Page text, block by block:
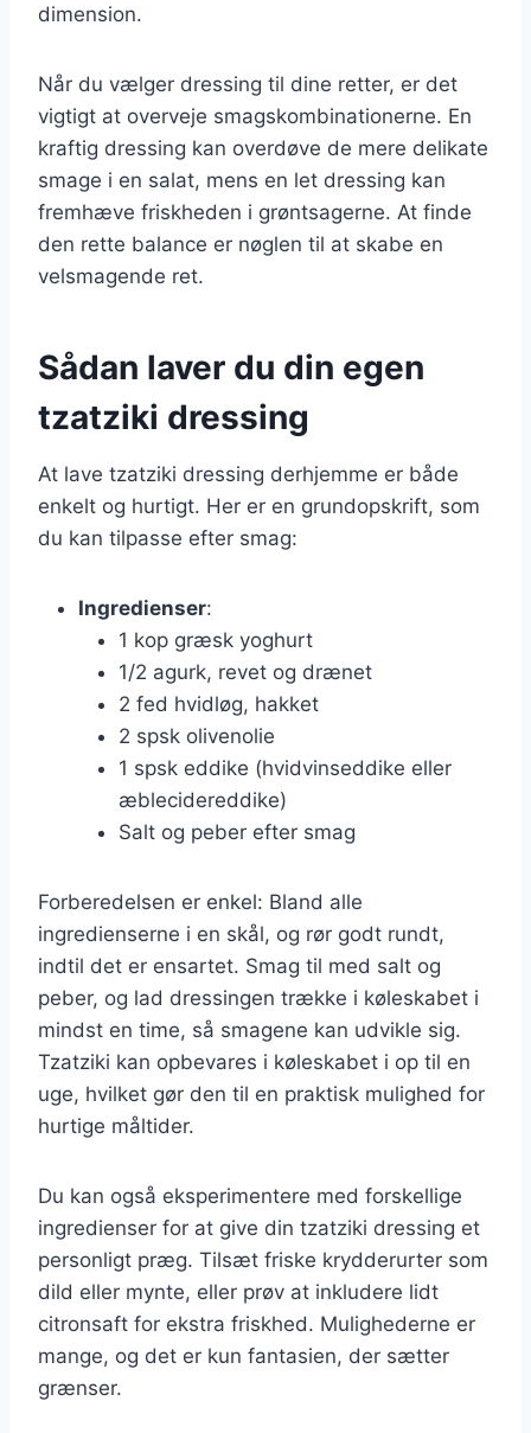
dimension.
Når du vælger dressing til dine retter, er det
vigtigt at overveje smagskombinationerne. En
kraftig dressing kan overdøve de mere delikate
smage i en salat, mens en let dressing kan
fremhæve friskheden i grøntsagerne. At finde
den rette balance er nøglen til at skabe en
velsmagende ret.
Sådan laver du din egen
tzatziki dressing
At lave tzatziki dressing derhjemme er både
enkelt og hurtigt. Her er en grundopskrift, som
du kan tilpasse efter smag:
Ingredienser:
1 kop græsk yoghurt
1/2 agurk, revet og drænet
2 fed hvidløg, hakket
2 spsk olivenolie
1 spsk eddike (hvidvinseddike eller
æblecidereddike)
Salt og peber efter smag
Forberedelsen er enkel: Bland alle
ingredienserne i en skål, og rør godt rundt,
indtil det er ensartet. Smag til med salt og
peber, og lad dressingen trække i køleskabet i
mindst en time, så smagene kan udvikle sig.
Tzatziki kan opbevares i køleskabet i op til en
uge, hvilket gør den til en praktisk mulighed for
hurtige måltider.
Du kan også eksperimentere med forskellige
ingredienser for at give din tzatziki dressing et
personligt præg. Tilsæt friske krydderurter som
dild eller mynte, eller prøv at inkludere lidt
citronsaft for ekstra friskhed. Mulighederne er
mange, og det er kun fantasien, der sætter
grænser.